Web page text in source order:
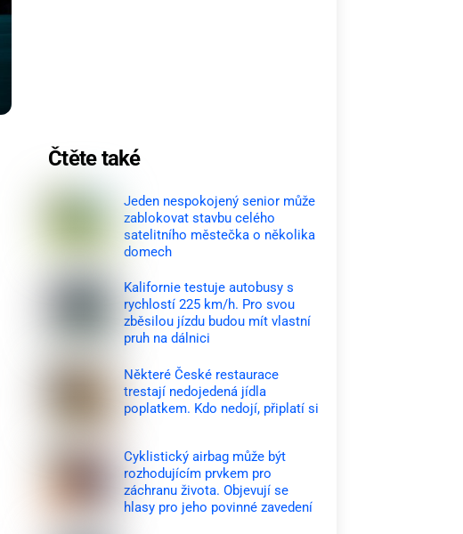
Čtěte také
Jeden nespokojený senior může
zablokovat stavbu celého
satelitního městečka o několika
domech
Kalifornie testuje autobusy s
rychlostí 225 km/h. Pro svou
zběsilou jízdu budou mít vlastní
pruh na dálnici
Některé České restaurace
trestají nedojedená jídla
poplatkem. Kdo nedojí, připlatí si
Cyklistický airbag může být
rozhodujícím prvkem pro
záchranu života. Objevují se
hlasy pro jeho povinné zavedení